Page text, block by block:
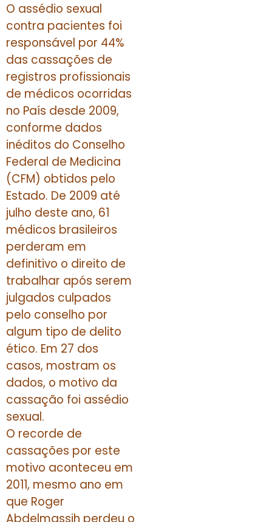
O assédio sexual
contra pacientes foi
responsável por 44%
das cassações de
registros profissionais
de médicos ocorridas
no País desde 2009,
conforme dados
inéditos do Conselho
Federal de Medicina
(CFM) obtidos pelo
Estado. De 2009 até
julho deste ano, 61
médicos brasileiros
perderam em
definitivo o direito de
trabalhar após serem
julgados culpados
pelo conselho por
algum tipo de delito
ético. Em 27 dos
casos, mostram os
dados, o motivo da
cassação foi assédio
sexual.
O recorde de
cassações por este
motivo aconteceu em
2011, mesmo ano em
que Roger
Abdelmassih perdeu o